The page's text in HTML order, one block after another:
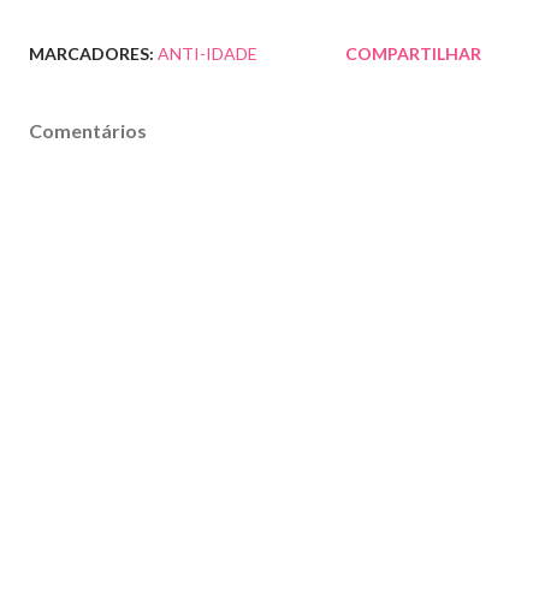
MARCADORES: ANTI-IDADE COMPARTILHAR
Comentários